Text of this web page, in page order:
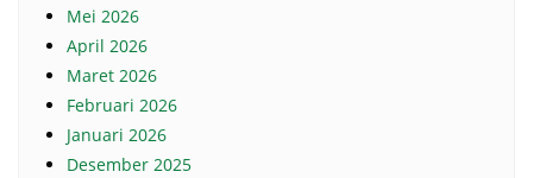
Mei 2026
April 2026
Maret 2026
Februari 2026
Januari 2026
Desember 2025